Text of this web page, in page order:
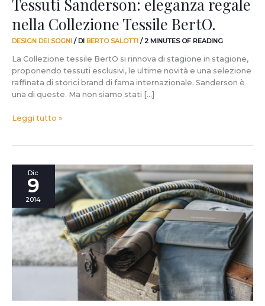
Tessuti Sanderson: eleganza regale
nella Collezione Tessile BertO.
DESIGN DEI SOGNI / DI BERTO SALOTTI /2 MINUTES OF READING
La Collezione tessile BertO si rinnova di stagione in stagione,
proponendo tessuti esclusivi, le ultime novità e una selezione
raffinata di storici brand di fama internazionale. Sanderson è
una di queste. Ma non siamo stati […]
Leggi tutto »
Dic
9
2014
Romo:
design
e
tessuti
esclusivi